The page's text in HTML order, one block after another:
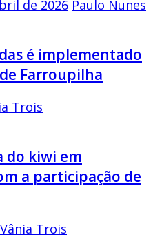
de 2026 Paulo Nunes
é implementado
Farroupilha
Trois
do kiwi em
a participação de
Vânia Trois